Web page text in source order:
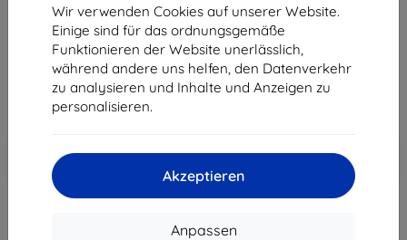
Wir verwenden Cookies auf unserer Website.
Einige sind für das ordnungsgemäße
Funktionieren der Website unerlässlich,
während andere uns helfen, den Datenverkehr
zu analysieren und Inhalte und Anzeigen zu
personalisieren.
Akzeptieren
Anpassen
Produktbeschreibung
344,90 €
310,41 €
ohne MWSt260,85 €
-10%
Warenkorb